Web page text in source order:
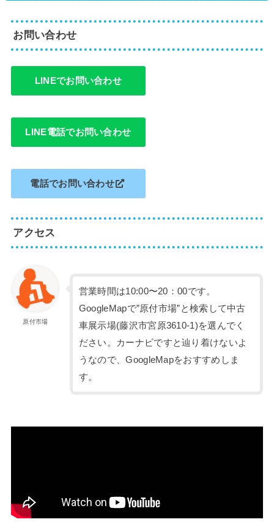
お問い合わせ
LINEでお問い合わせ
LINE電話でお問い合わせ
電話でお問い合わせ
アクセス
原付市場
営業時間は10:00〜20：00です。
GoogleMapで”原付市場”と検索して中古
車展示場(藤沢市宮原3610-1)を選んでく
ださい。カーナビですと辿り着けないよ
うなので、GoogleMapをおすすめしま
す。